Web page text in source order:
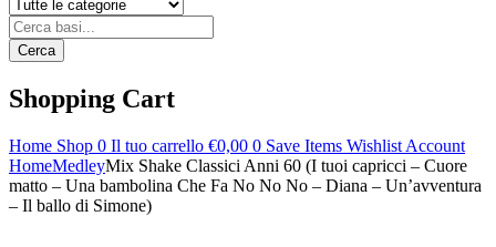
Cerca
Shopping Cart
Home Shop 0 Il tuo carrello €0,00 0 Save Items Wishlist Account
HomeMedleyMix Shake Classici Anni 60 (I tuoi capricci – Cuore
matto – Una bambolina Che Fa No No No – Diana – Un’avventura
– Il ballo di Simone)